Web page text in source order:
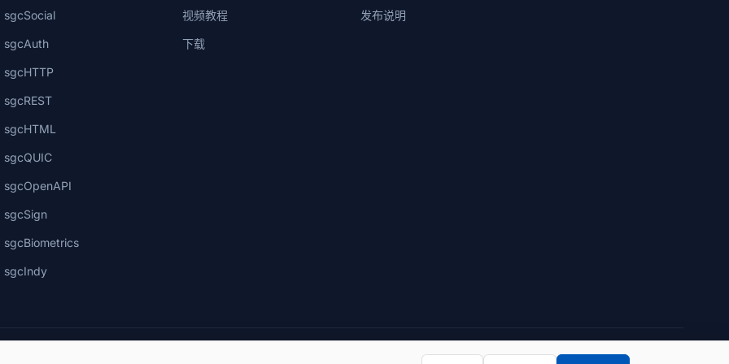
sgcSocial
sgcAuth
sgcHTTP
sgcREST
sgcHTML
sgcQUIC
sgcOpenAPI
sgcSign
sgcBiometrics
sgcIndy
视频教程
下载
发布说明